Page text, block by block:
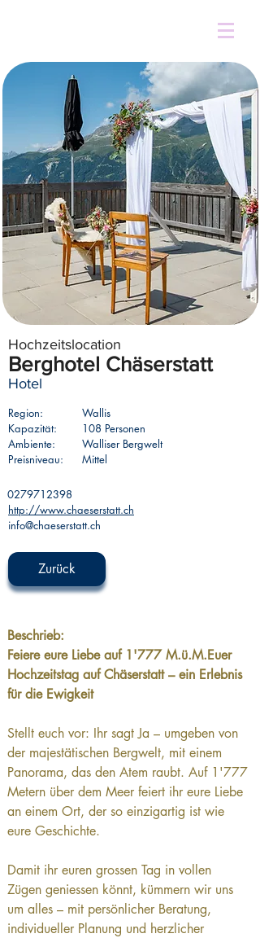
Hochzeitslocation
Berghotel Chäserstatt
Hotel
Region:
Wallis
Kapazität:
108 Personen
Ambiente:
Walliser Bergwelt
Preisniveau:
Mittel
0279712398
http://www.chaeserstatt.ch
info@chaeserstatt.ch
Zurück
Beschrieb:
Feiere eure Liebe auf 1'777 M.ü.M.Euer
Hochzeitstag auf Chäserstatt – ein Erlebnis
für die Ewigkeit
Stellt euch vor: Ihr sagt Ja – umgeben von
der majestätischen Bergwelt, mit einem
Panorama, das den Atem raubt. Auf 1'777
Metern über dem Meer feiert ihr eure Liebe
an einem Ort, der so einzigartig ist wie
eure Geschichte.
Damit ihr euren grossen Tag in vollen
Zügen geniessen könnt, kümmern wir uns
um alles – mit persönlicher Beratung,
individueller Planung und herzlicher